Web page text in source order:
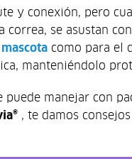
y conexión, pero
se asustan
como para el
manteniéndolo
puede manejar con
, te damos